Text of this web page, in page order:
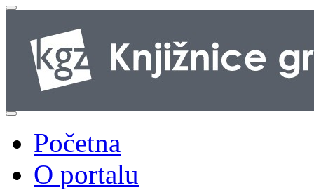
Početna
O portalu